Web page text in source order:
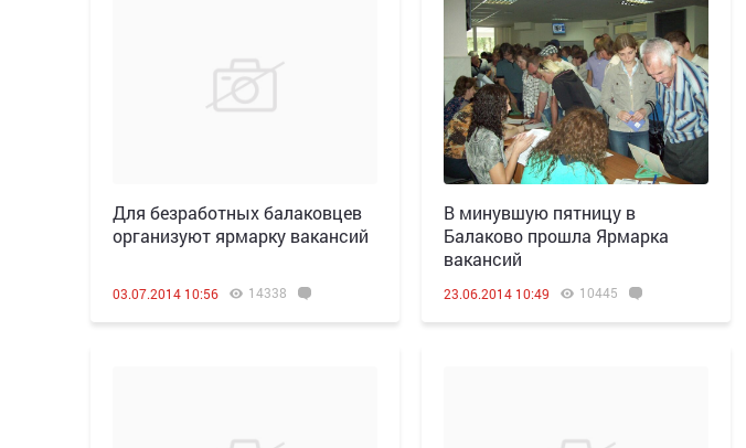
Для безработных балаковцев
организуют ярмарку вакансий
03.07.2014 10:56 14338
В минувшую пятницу в
Балаково прошла Ярмарка
вакансий
23.06.2014 10:49 10445